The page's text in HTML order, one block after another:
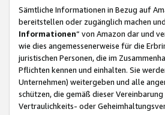
Sämtliche Informationen in Bezug auf
bereitstellen oder zugänglich machen
Informationen“ von Amazon dar und
wie dies angemessenerweise für die
juristischen Personen, die im
Pflichten kennen und einhalten. Sie
Unternehmen) weitergeben und alle
schützen, die gemäß dieser
Vertraulichkeits- oder